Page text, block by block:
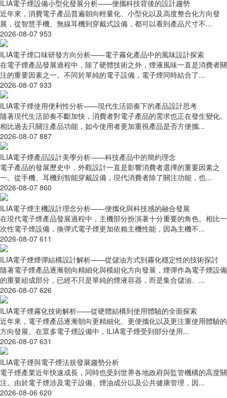
ILIA電子煙設備小型化發展分析——便攜科技背後的設計趨勢
近年來，消費電子產品普遍朝向輕量化、小型化以及高度整合化方向發
展，從智慧手機、無線耳機到穿戴式設備，都可以看到產品尺寸不...
2026-08-07 953
ILIA電子煙口味研發方向分析——電子霧化產品中的風味設計探索
在電子煙產品發展過程中，除了硬體技術之外，煙液風味一直是消費者關
注的重要因素之一。不同於單純的電子設備，電子煙同時結合了...
2026-08-07 933
ILIA電子煙使用便利性分析——現代生活節奏下的產品設計思考
隨著現代生活節奏不斷加快，消費者對電子產品的需求也正在發生變化。
相比過去只關注產品功能，如今使用者更加重視產品是否方便攜...
2026-08-07 887
ILIA電子煙產品設計美學分析——科技產品中的簡約理念
電子產品的發展歷史中，外觀設計一直是影響消費者選擇的重要因素之
一。從手機、耳機到智能穿戴設備，現代消費者除了關注功能，也...
2026-08-07 860
ILIA電子煙主機設計理念分析——便攜化與科技感的融合發展
在現代電子煙產品發展過程中，主機部分扮演著十分重要的角色。相比一
次性電子煙設備，換彈式電子煙更加依賴主機性能，因為主機不...
2026-08-07 611
ILIA電子煙煙彈結構設計解析——從儲油方式到霧化穩定性的技術探討
隨著電子煙產品逐漸朝向精細化與模組化方向發展，煙彈作為電子煙設備
的重要組成部分，已經不只是單純的煙液容器，而是集合儲油、...
2026-08-07 626
ILIA電子煙霧化技術解析——從硬體結構到使用體驗的全面探索
近年來，電子煙產品逐漸朝向更精細化、更便攜化以及更注重使用體驗的
方向發展。在眾多電子煙設備中，ILIA電子煙受到部分使用...
2026-08-07 631
ILIA電子煙與電子煙法規發展趨勢分析
電子煙產業近年快速成長，同時也受到世界各地政府與監管機構的高度關
注。由於電子煙涉及電子設備、煙油成分以及公共健康管理，因...
2026-08-06 620